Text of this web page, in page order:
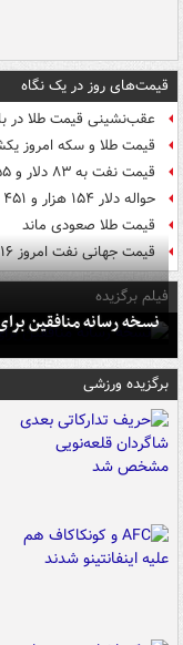
قیمت‌های روز در یک نگاه
عقب‌نشینی قیمت طلا در
قیمت طلا و سکه امروز یکشنبه ۱۸
قیمت نفت به ۸۳ دلار و ۵۵ سنت در هر بشکه رسید
حواله دلار ۱۵۴ هزار و ۴۵۱ تومان شد
قیمت طلا صعودی ماند
قیمت جهانی نفت امروز ۱۶ مرداد
فیلم برگزیده
نسخه رسانه منافقین
برگزیده ورزشی